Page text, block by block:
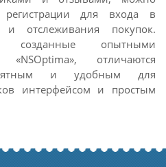
регистрации для входа в
и отслеживания покупок.
созданные опытными
отличаются
и удобным для
интерфейсом и простым